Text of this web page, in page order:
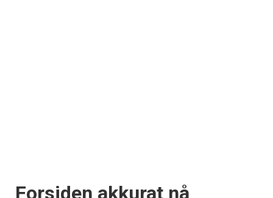
Forsiden akkurat nå